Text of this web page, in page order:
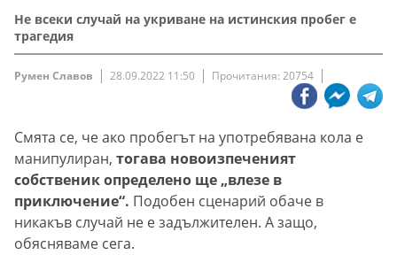
Не всеки случай на укриване на истинския пробег е
трагедия
Румен Славов 28.09.2022 11:50 Прочитания: 20754
Смята се, че ако пробегът на употребявана кола е
манипулиран, тогава новоизпеченият
собственик определено ще „влезе в
приключение“. Подобен сценарий обаче в
никакъв случай не е задължителен. А защо,
обясняваме сега.